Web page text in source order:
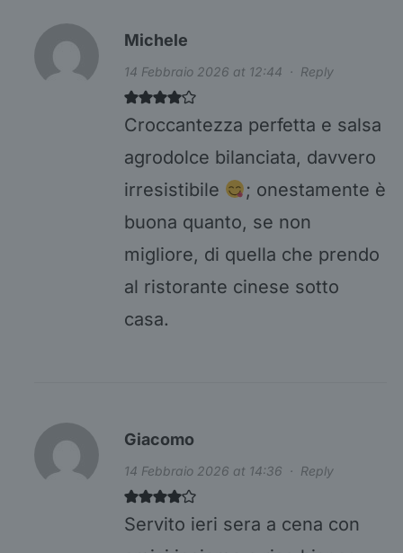
Michele
14 Febbraio 2026 at 12:44 · Reply
Croccantezza perfetta e salsa
agrodolce bilanciata, davvero
irresistibile
; onestamente è
buona quanto, se non
migliore, di quella che prendo
al ristorante cinese sotto
casa.
Giacomo
14 Febbraio 2026 at 14:36 · Reply
Servito ieri sera a cena con